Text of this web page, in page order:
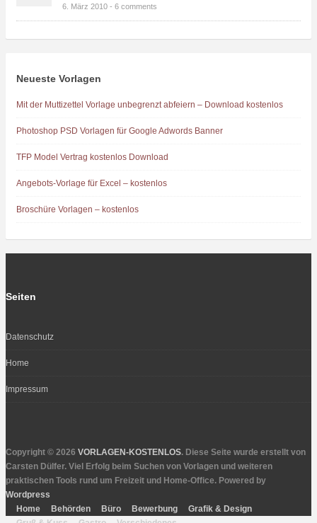
6. März 2010 - 6 comments
Neueste Vorlagen
Mit der Muttizettel Vorlage unbegrenzt abfeiern – Download kostenlos
Photoshop PSD Vorlagen für Google Adwords Banner
TFP Model Vertrag kostenlos Download
Angebots-Vorlage für Excel – kostenlos
Broschüre Vorlagen – kostenlos
Seiten
Datenschutz
Home
Impressum
Copyright © 2026 VORLAGEN-KOSTENLOS. Diese Seite wurde erstellt von
Carsten Dülfer. Viel Erfolg beim Suchen von Vorlagen und weiteren
praktischen Tools rund um Freizeit und Home-Office. Powered by
Wordpress
Home
Behörden Büro Bewerbung
Grafik & Design